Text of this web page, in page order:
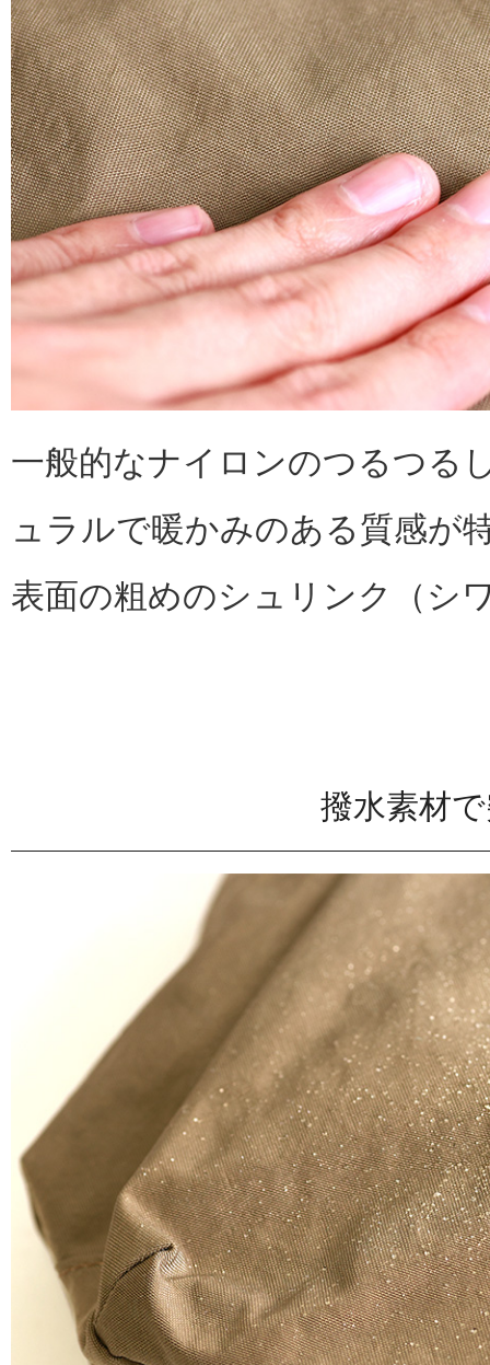
一般的なナイロンのつるつる
ュラルで暖かみのある質感が
表面の粗めのシュリンク（シ
撥水素材